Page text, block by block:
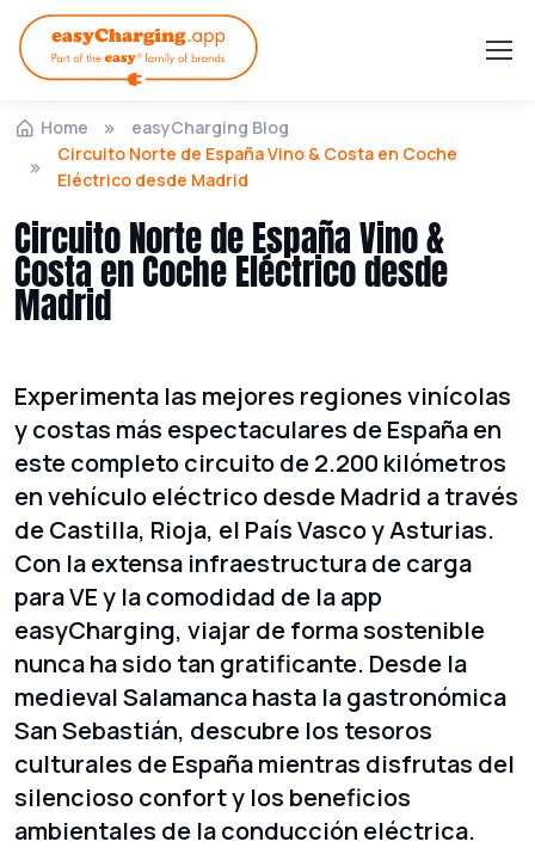
Home
easyCharging Blog
Circuito Norte de España Vino & Costa en Coche
Eléctrico desde Madrid
Circuito Norte de España Vino &
Costa en Coche Eléctrico desde
Madrid
Experimenta las mejores regiones vinícolas
y costas más espectaculares de España en
este completo circuito de 2.200 kilómetros
en vehículo eléctrico desde Madrid a través
de Castilla, Rioja, el País Vasco y Asturias.
Con la extensa infraestructura de carga
para VE y la comodidad de la app
easyCharging, viajar de forma sostenible
nunca ha sido tan gratificante. Desde la
medieval Salamanca hasta la gastronómica
San Sebastián, descubre los tesoros
culturales de España mientras disfrutas del
silencioso confort y los beneficios
ambientales de la conducción eléctrica.